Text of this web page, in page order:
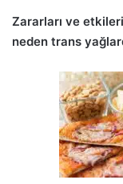
Zararları ve
neden trans